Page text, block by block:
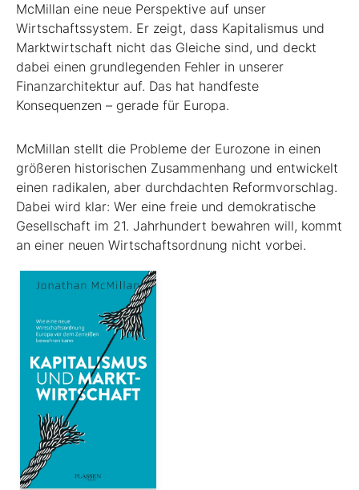
McMillan eine neue Perspektive auf unser
Wirtschaftssystem. Er zeigt, dass Kapitalismus und
Marktwirtschaft nicht das Gleiche sind, und deckt
dabei einen grundlegenden Fehler in unserer
Finanzarchitektur auf. Das hat handfeste
Konsequenzen – gerade für Europa.
McMillan stellt die Probleme der Eurozone in einen
größeren historischen Zusammenhang und entwickelt
einen radikalen, aber durchdachten Reformvorschlag.
Dabei wird klar: Wer eine freie und demokratische
Gesellschaft im 21. Jahrhundert bewahren will, kommt
an einer neuen Wirtschaftsordnung nicht vorbei.